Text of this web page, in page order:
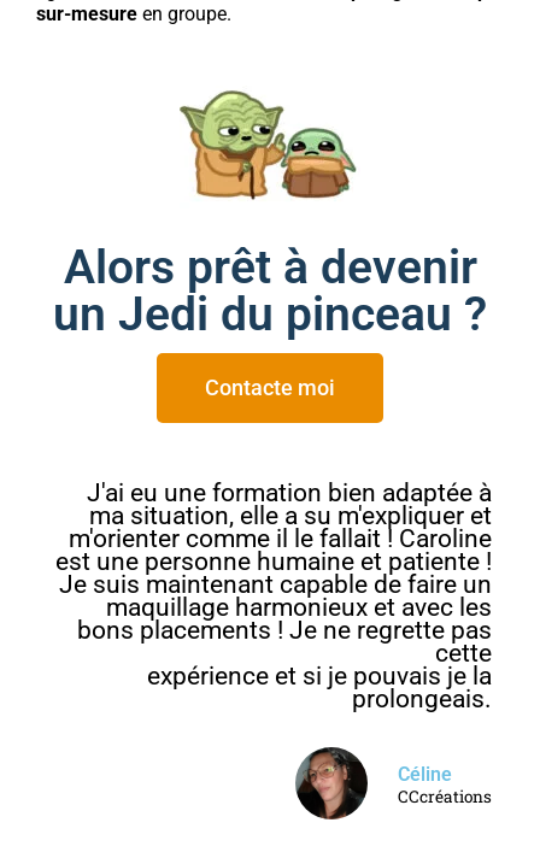
sur-mesure en groupe.
Alors prêt à devenir
un Jedi du pinceau ?
Contacte moi
J'ai eu une formation bien adaptée à
ma situation, elle a su m'expliquer et
m'orienter comme il le fallait ! Caroline
est une personne humaine et patiente !
Je suis maintenant capable de faire un
maquillage harmonieux et avec les
bons placements ! Je ne regrette pas
cette
expérience et si je pouvais je la
prolongeais.
Céline
CCcréations